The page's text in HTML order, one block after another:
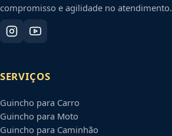
compromisso e agilidade no atendimento.
SERVIÇOS
Guincho para Carro
Guincho para Moto
Guincho para Caminhão